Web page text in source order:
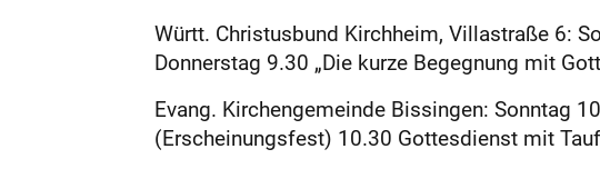
Württ. Christusbund Kirchheim, Villa­straße 6:
Donnerstag 9.30 „Die kurze Begegnung mit
Evang. Kirchengemeinde Bissingen: Sonntag
(Erscheinungsfest) 10.30 Gottesdienst mit